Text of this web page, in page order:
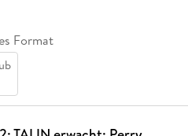
Format